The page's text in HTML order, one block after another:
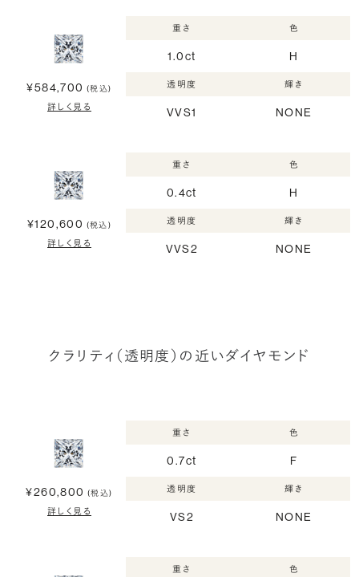
¥584,700 (税込)
詳しく見る
重さ
1.0ct
色
H
透明度
VVS1
輝き
NONE
¥120,600 (税込)
詳しく見る
重さ
0.4ct
色
H
透明度
VVS2
輝き
NONE
クラリティ（透明度）の近いダイヤモンド
¥260,800 (税込)
詳しく見る
重さ
0.7ct
色
F
透明度
VS2
輝き
NONE
重さ 色